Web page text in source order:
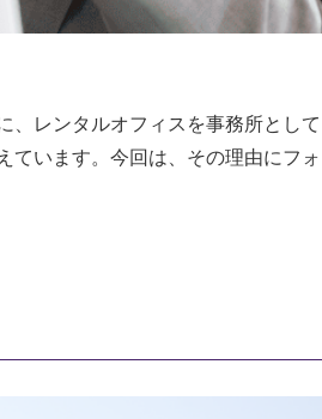
、レンタルオフィスを事務所として
ています。今回は、その理由にフォ